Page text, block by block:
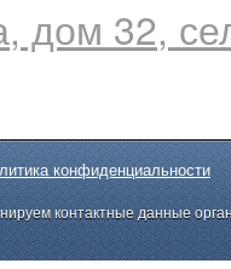
дом 32,
конфиденциальности
контактные данные